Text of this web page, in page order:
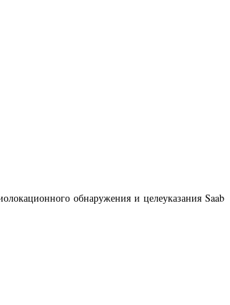
обнаружения и целеуказания Saab